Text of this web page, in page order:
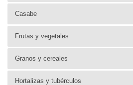
Casabe
Frutas y vegetales
Granos y cereales
Hortalizas y tubérculos